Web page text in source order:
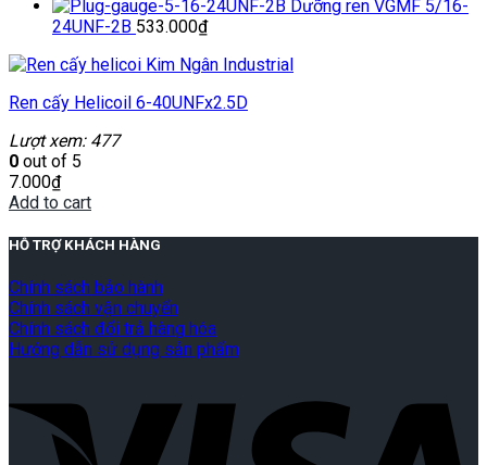
Dưỡng ren VGMF 5/16-
24UNF-2B 533.000₫
Ren cấy Helicoil 6-40UNFx2.5D
Lượt xem: 477
0 out of 5
7.000₫
Add to cart
HỖ TRỢ KHÁCH HÀNG
Chính sách bảo hành
Chính sách vận chuyển
Chính sách đổi trả hàng hóa
Hướng dẫn sử dụng sản phẩm